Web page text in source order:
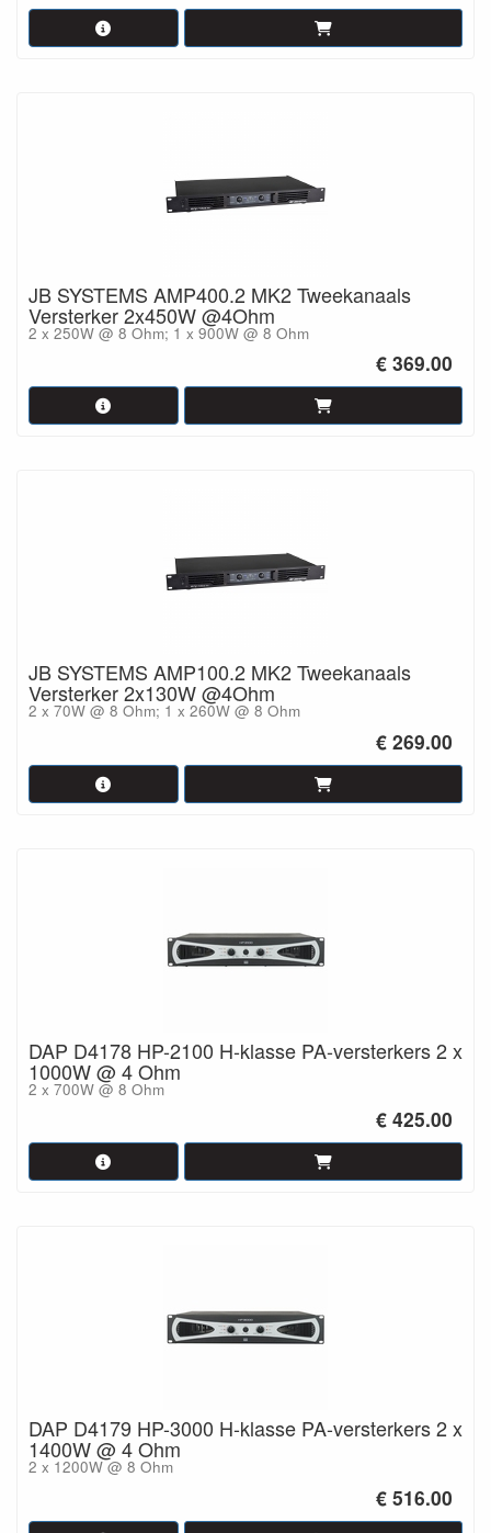
JB SYSTEMS AMP400.2 MK2 Tweekanaals
Versterker 2x450W @4Ohm
2 x 250W @ 8 Ohm; 1 x 900W @ 8 Ohm
€ 369.00
JB SYSTEMS AMP100.2 MK2 Tweekanaals
Versterker 2x130W @4Ohm
2 x 70W @ 8 Ohm; 1 x 260W @ 8 Ohm
€ 269.00
DAP D4178 HP-2100 H-klasse PA-versterkers 2 x
1000W @ 4 Ohm
2 x 700W @ 8 Ohm
€ 425.00
DAP D4179 HP-3000 H-klasse PA-versterkers 2 x
1400W @ 4 Ohm
2 x 1200W @ 8 Ohm
€ 516.00